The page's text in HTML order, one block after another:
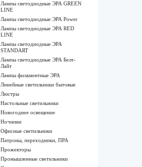
Лампы светодиодные ЭРА GREEN
LINE
Лампы светодиодные ЭРА Power
Лампы светодиодные ЭРА RED
LINE
Лампы светодиодные ЭРА
STANDART
Лампы светодиодные ЭРА Белт-
Лайт
Лампы филаментные ЭРА
Линейные светильники бытовые
Люстры
Настольные светильники
Новогоднее освещение
Ночники
Офисные светильники
Патроны, переходники, ПРА
Прожекторы
Промышленные светильники